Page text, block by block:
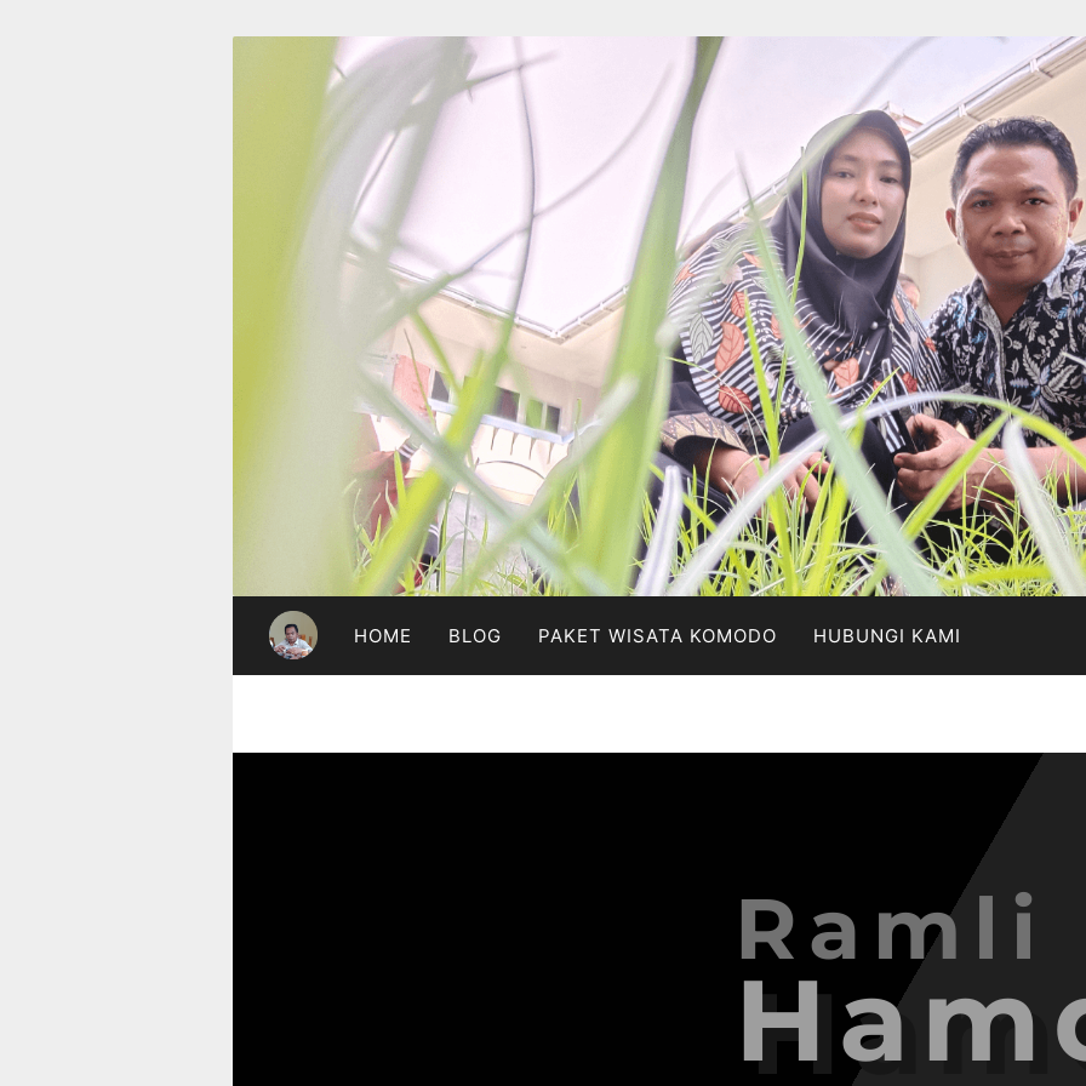
HOME BLOG PAKET WISATA KOMODO HUBUNGI KAMI
Ramli